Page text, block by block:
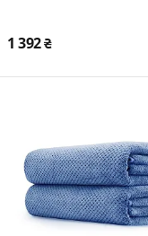
1 392